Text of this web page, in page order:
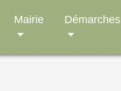
Mairie Démarches